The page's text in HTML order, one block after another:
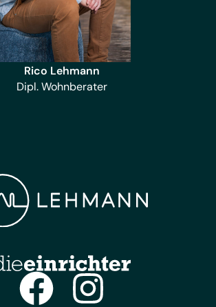
Rico Lehmann
Dipl. Wohnberater